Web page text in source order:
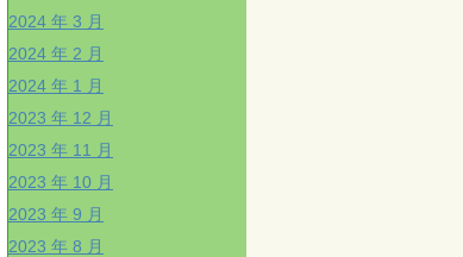
2024 年 3 月
2024 年 2 月
2024 年 1 月
2023 年 12 月
2023 年 11 月
2023 年 10 月
2023 年 9 月
2023 年 8 月